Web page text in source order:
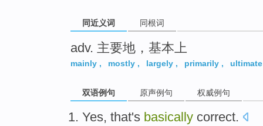
同近义词 同根词
adv. 主要地，基本上
mainly , mostly , largely , primarily ,
双语例句 原声例句 权威例句
Yes, that's basically correct.